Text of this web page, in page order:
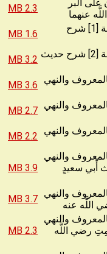
البر
2.3 MB
شرح كتاب رياض الصالحين – باب النصيحة [1] شرح
1.6 MB
شرح كتاب رياض الصالحين – باب النصيحة [2] شرح حديث 3.2 MB
والنهي
3.6 MB
والنهي 2.7 MB
والنهي
2.2 MB
والنهي
مقدمة الباب 4 وحديث أَبي سعيدٍ
3.9 MB
والنهي 3.7 MB
والنهي
رضي اللَّه
2.3 MB